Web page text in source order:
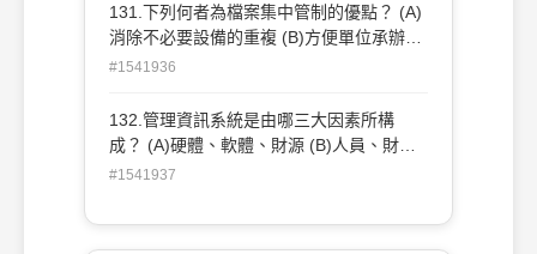
131.下列何者為檔案集中管制的優點？ (A)
消除不必要設備的重複 (B)方便單位承辦人
員調閱檔案 (C)不需要太大單一儲存空
#1541936
132.管理資訊系統是由哪三大因素所構
成？ (A)硬體、軟體、財源 (B)人員、財
源、管理 (C)硬體、軟體、管理 (D)人員、
#1541937